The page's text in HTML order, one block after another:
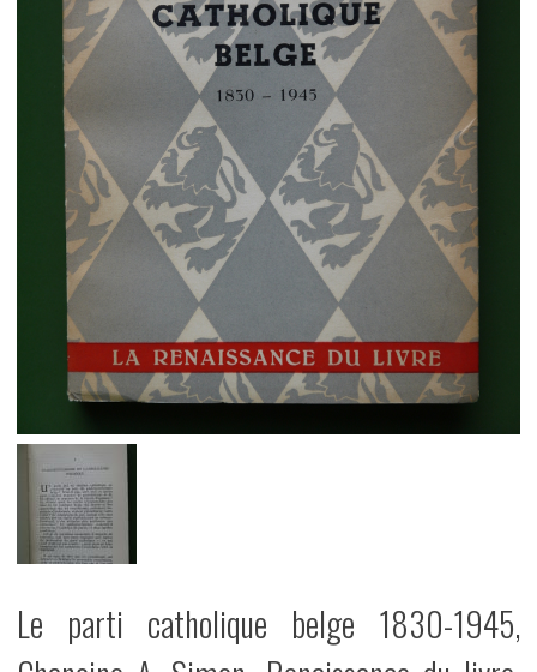
Le parti catholique belge 1830-1945,